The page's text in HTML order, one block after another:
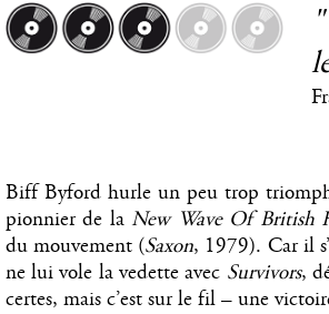
Biff Byford hurle un peu trop
pionnier de laNew Wave Of British
du mouvement (Saxon, 1979). Car il
ne lui vole la vedette avec Survivors,
certes, mais c’est sur le fil – une